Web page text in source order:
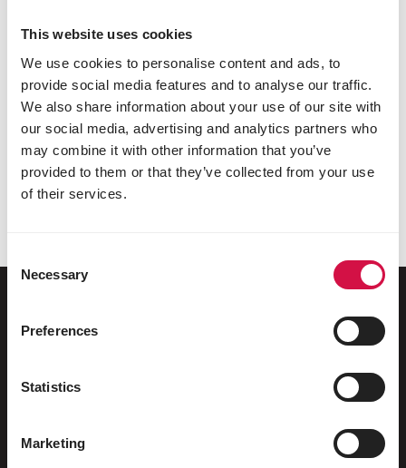
This website uses cookies
We use cookies to personalise content and ads, to
provide social media features and to analyse our traffic.
We also share information about your use of our site with
our social media, advertising and analytics partners who
may combine it with other information that you’ve
provided to them or that they’ve collected from your use
of their services.
Selection
Necessary
Preferences
Statistics
Marketing
alpakáját, lámáját, tevéjét, kenguruját, törpe
adja neki a megfelelő eledelt a
választékunkból, mindig a megfelelő
mennyiségben. Táplálékaink gondosan
válogatott, természetes és minőségi
alapanyagokból készülnek.
Találja meg a megfelelő termékeket
Ketrecben és madárházban tartott
Vadmadarak